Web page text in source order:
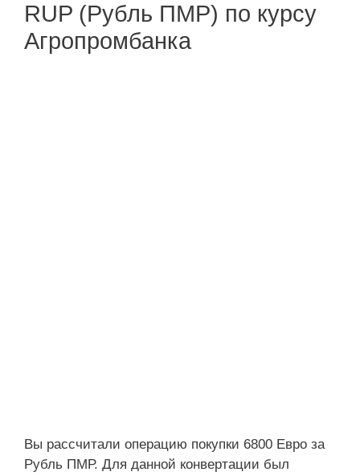
RUP (Рубль ПМР) по курсу
Агропромбанка
Вы рассчитали операцию покупки 6800 Евро за
Рубль ПМР. Для данной конвертации был